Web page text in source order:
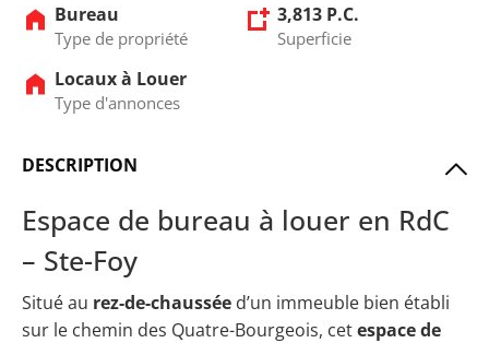
Bureau
Type de propriété
3,813 P.C.
Superficie
Locaux à Louer
Type d'annonces
DESCRIPTION
Espace de bureau à louer en RdC
– Ste-Foy
Situé au rez-de-chaussée d’un immeuble bien établi
sur le chemin des Quatre-Bourgeois, cetespace de